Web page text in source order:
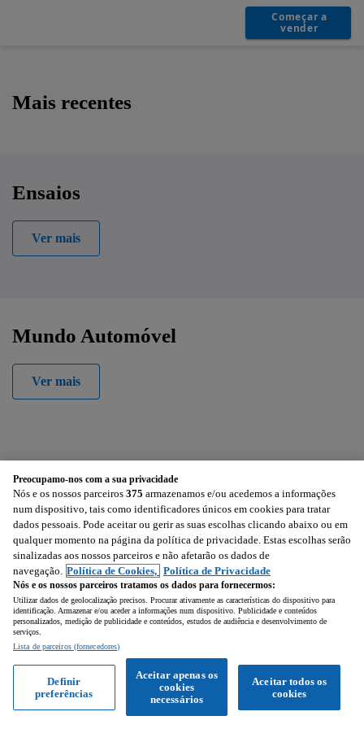
Começar a
vender
V
Mais recentes
Ensaios
Ver mais
Mundo Automóvel
Ver mais
Preocupamo-nos com a sua privacidade
Nós e os nossos parceiros 375 armazenamos e/ou acedemos a informações
num dispositivo, tais como identificadores únicos em cookies para tratar
dados pessoais. Pode aceitar ou gerir as suas escolhas clicando abaixo ou em
qualquer momento na página da política de privacidade. Estas escolhas serão
sinalizadas aos nossos parceiros e não afetarão os dados de
navegação. Política de Cookies, Política de Privacidade
Nós e os nossos parceiros tratamos os dados para fornecermos:
Utilizar dados de geolocalização precisos. Procurar ativamente as características do dispositivo para
identificação. Armazenar e/ou aceder a informações num dispositivo. Publicidade e conteúdos
personalizados, medição de publicidade e conteúdos, estudos de audiência e desenvolvimento de
serviços.
Lista de parceiros (fornecedores)
Aceitar todos os
cookies
Aceitar apenas os
cookies
necessários
Definir
preferências